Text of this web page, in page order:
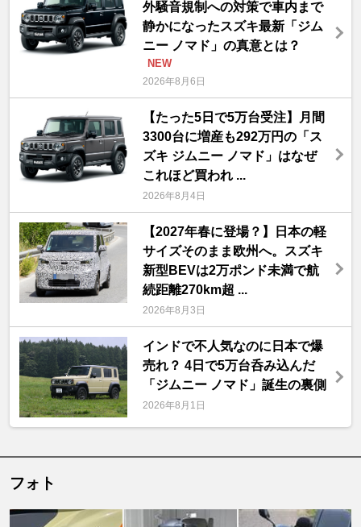
外騒音規制への対策で車内まで
静かになったスズキ最新「ジム
ニー ノマド」の真意とは？
NEW
2026年8月6日
【たった5日で5万台受注】月間
3300台に増産も292万円の「ス
ズキ ジムニー ノマド」はなぜ
これほど買われ ...
2026年8月4日
【2027年春に登場？】日本の軽
サイズそのまま欧州へ。スズキ
新型BEVは2万ポンド未満で航
続距離270km超 ...
2026年8月3日
インドで不人気なのに日本で爆
売れ？ 4日で5万台呑み込んだ
「ジムニー ノマド」誕生の裏側
2026年8月1日
フォト